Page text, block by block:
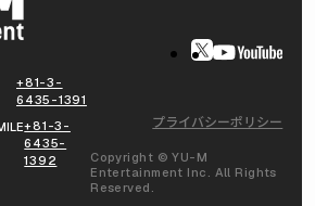
+81-3-
6435-1391
+81-3-
6435-
1392
プライバシーポリシー
Copyright © YU-M
Entertainment Inc. All Rights
Reserved.